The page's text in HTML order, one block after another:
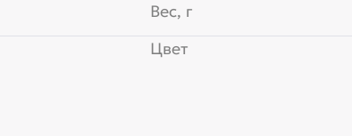
Вес, г
Цвет